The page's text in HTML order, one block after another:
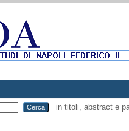
in titoli, abstract e